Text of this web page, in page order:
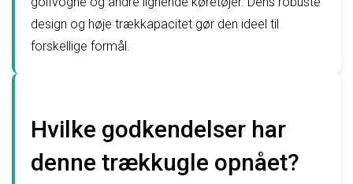
design og høje trækkapacitet gør den ideel til
forskellige formål.
Hvilke godkendelser har
denne trækkugle opnået?